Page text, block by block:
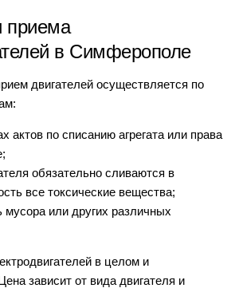
приема
в Симферополе
двигателей осуществляется по
актов по списанию агрегата или права
обязательно сливаются в
все токсические вещества;
или других различных
в целом и
зависит от вида двигателя и